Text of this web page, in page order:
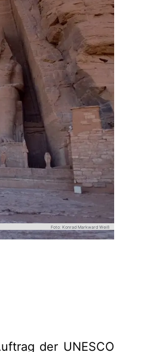
Foto: Konrad Markward Weiß
der UNESCO